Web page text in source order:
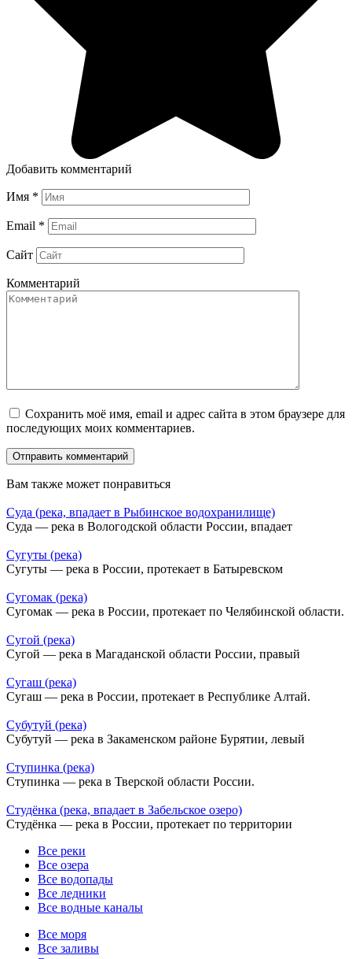
Добавить комментарий
Имя *
Email *
Сайт
Комментарий
Сохранить моё имя, email и адрес сайта в этом браузере для
последующих моих комментариев.
Вам также может понравиться
Суда (река, впадает в Рыбинское водохранилище)
Суда — река в Вологодской области России, впадает
Сугуты (река)
Сугуты — река в России, протекает в Батыревском
Сугомак (река)
Сугомак — река в России, протекает по Челябинской области.
Сугой (река)
Сугой — река в Магаданской области России, правый
Сугаш (река)
Сугаш — река в России, протекает в Республике Алтай.
Субутуй (река)
Субутуй — река в Закаменском районе Бурятии, левый
Ступинка (река)
Ступинка — река в Тверской области России.
Студёнка (река, впадает в Забельское озеро)
Студёнка — река в России, протекает по территории
Все реки
Все озера
Все водопады
Все ледники
Все водные каналы
Все моря
Все заливы